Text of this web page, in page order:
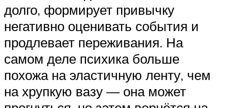
долго, формирует привычку
негативно оценивать события и
продлевает переживания. На
самом деле психика больше
похожа на эластичную ленту, чем
на хрупкую вазу — она может